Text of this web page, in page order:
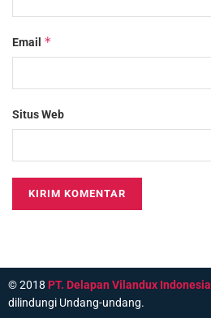
Email *
Situs Web
© 2018 PT. Delapan Vilandux Indonesia
dilindungi Undang-undang.